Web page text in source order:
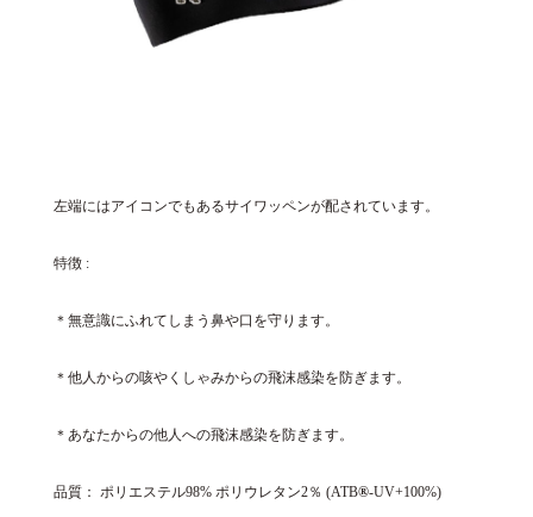
左端にはアイコンでもあるサイワッペンが配されています。
特徴 :
＊無意識にふれてしまう鼻や口を守ります。
＊他人からの咳やくしゃみからの飛沫感染を防ぎます。
＊あなたからの他人への飛沫感染を防ぎます。
品質： ポリエステル98% ポリウレタン2％ (ATB®-UV+100%)